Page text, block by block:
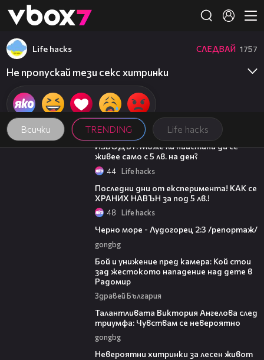
👾
Всички TRENDING Life hacks
Life hacks СЛЕДВАЙ 1757
Не пропускай тези секс хитринки
06:07
ИЗВОДЪТ: Може ли наистина да се
живее само с 5 лв. на ден?
44 Life hacks
Последни дни от експеримента! КАК се
ХРАНИХ НАВЪН за под 5 лв.!
48 Life hacks
Черно море - Лудогорец 2:3 /репортаж/
gongbg
Бой и унижение пред камера: Кой стои
зад жестокото нападение над дете в
Радомир
Здравей България
Талантливата Виктория Ангелова след
триумфа: Чувствам се невероятно
gongbg
Невероятни хитринки за лесен живот